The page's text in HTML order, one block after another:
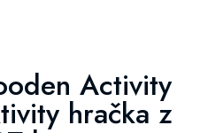
Activity
hračka z